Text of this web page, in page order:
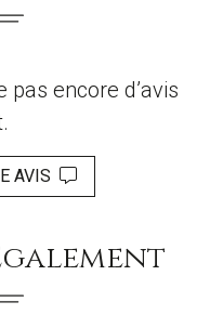
encore d’avis
AVIS